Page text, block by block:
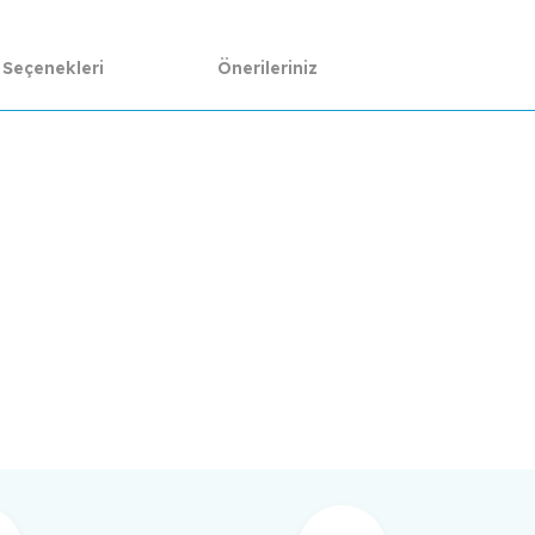
Önerileriniz